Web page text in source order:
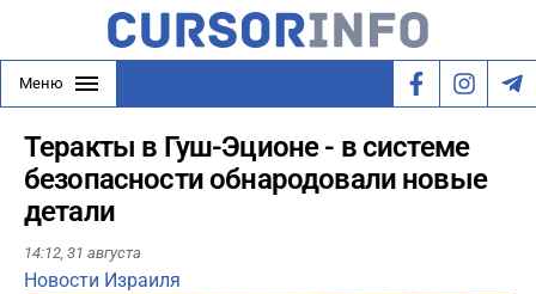
Меню
Теракты в Гуш-Эционе - в системе
безопасности обнародовали новые
детали
14:12, 31 августа
Новости Израиля